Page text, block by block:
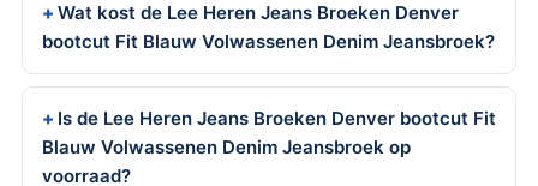
Wat kost de Lee Heren Jeans Broeken Denver
bootcut Fit Blauw Volwassenen Denim Jeansbroek?
Is de Lee Heren Jeans Broeken Denver bootcut Fit
Blauw Volwassenen Denim Jeansbroek op
voorraad?